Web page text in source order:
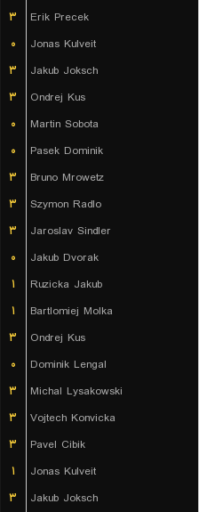
۳
Erik Precek
۰
Jonas Kulveit
۳
Jakub Joksch
۳
Ondrej Kus
۰
Martin Sobota
۰
Pasek Dominik
۳
Bruno Mrowetz
۳
Szymon Radlo
۳
Jaroslav Sindler
۰
Jakub Dvorak
۱
Ruzicka Jakub
۱
Bartlomiej Molka
۳
Ondrej Kus
۰
Dominik Lengal
۳
Michal Lysakowski
۳
Vojtech Konvicka
۳
Pavel Cibik
۱
Jonas Kulveit
۳
Jakub Joksch